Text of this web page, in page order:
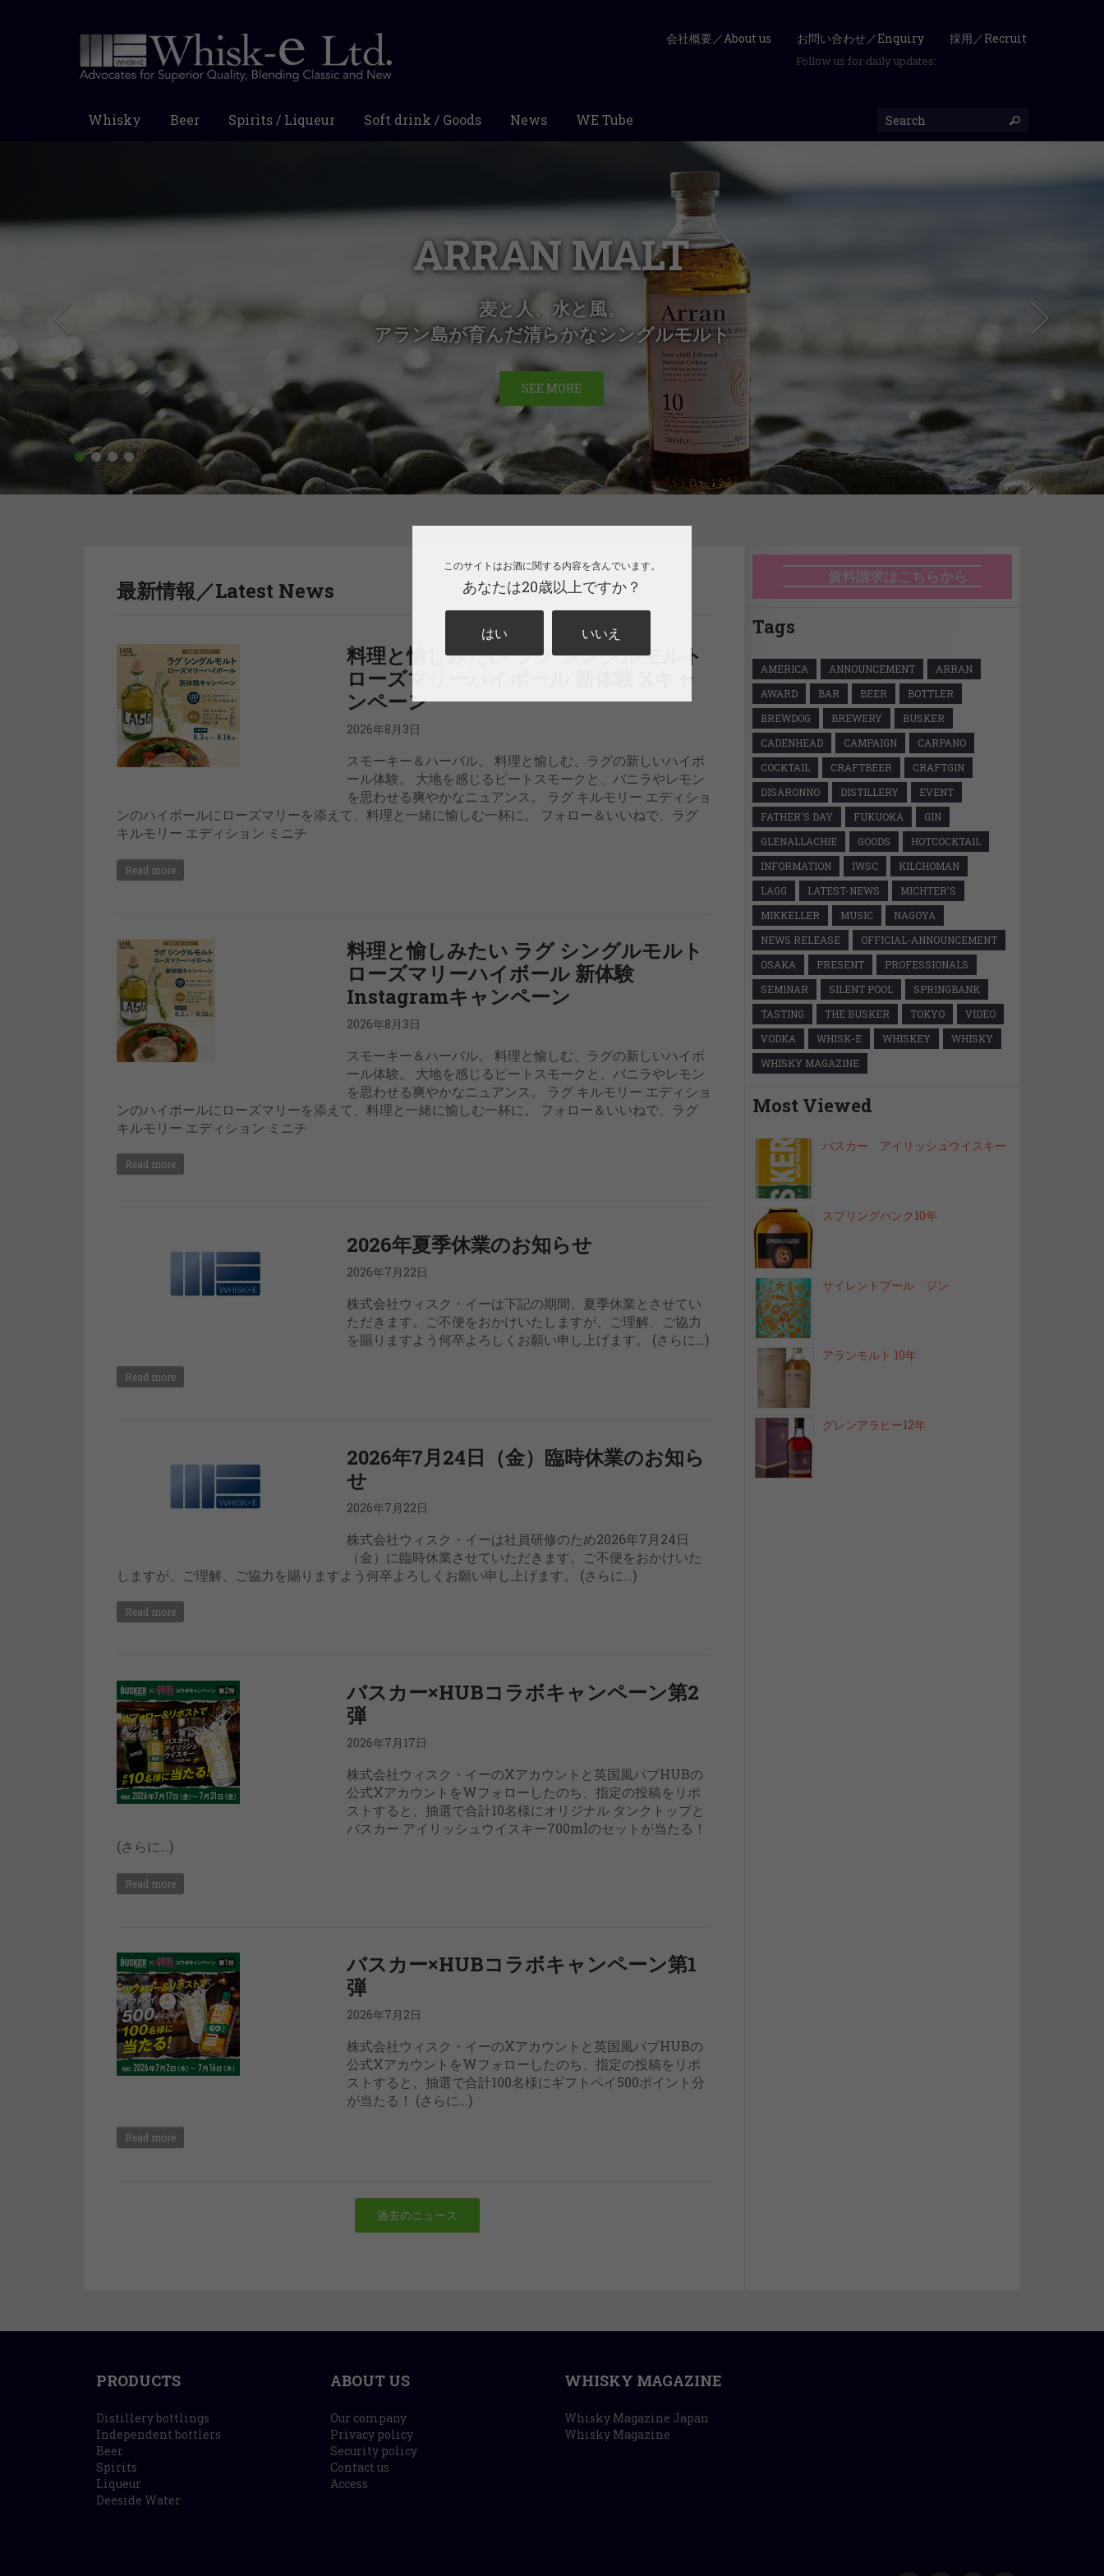
会社概要／About us お問い合わせ／Enquiry 採用／Recruit
Follow us for daily updates:
Whisky Beer Spirits / Liqueur Soft drink / Goods News WE Tube
ARRAN MALT
麦と人、水と風。
アラン島が育んだ清らかなシングルモルト
SEE MORE
最新情報／Latest News
料理と愉しみたい ラグ シングルモルト
ローズマリーハイボール 新体験 Xキャ
ンペーン
2026年8月3日
スモーキー＆ハーバル。 料理と愉しむ、ラグの新しいハイボ
ール体験。 大地を感じるピートスモークと、バニラやレモン
を思わせる爽やかなニュアンス。 ラグ キルモリー エディショ
ンのハイボールにローズマリーを添えて、料理と一緒に愉しむ一杯に。 フォロー＆いいねで、ラグ
キルモリー エディション ミニチ
Read more
料理と愉しみたい ラグ シングルモルト
ローズマリーハイボール 新体験
Instagramキャンペーン
2026年8月3日
スモーキー＆ハーバル。 料理と愉しむ、ラグの新しいハイボ
ール体験。 大地を感じるピートスモークと、バニラやレモン
を思わせる爽やかなニュアンス。 ラグ キルモリー エディショ
ンのハイボールにローズマリーを添えて、料理と一緒に愉しむ一杯に。 フォロー＆いいねで、ラグ
キルモリー エディション ミニチ
Read more
2026年夏季休業のお知らせ
2026年7月22日
株式会社ウィスク・イーは下記の期間、夏季休業とさせてい
ただきます。ご不便をおかけいたしますが、ご理解、ご協力
を賜りますよう何卒よろしくお願い申し上げます。 (さらに…)
Read more
2026年7月24日（金）臨時休業のお知ら
せ
2026年7月22日
株式会社ウィスク・イーは社員研修のため2026年7月24日
（金）に臨時休業させていただきます。ご不便をおかけいた
しますが、ご理解、ご協力を賜りますよう何卒よろしくお願い申し上げます。 (さらに…)
Read more
バスカー×HUBコラボキャンペーン第2
弾
2026年7月17日
株式会社ウィスク・イーのXアカウントと英国風パブHUBの
公式XアカウントをWフォローしたのち、指定の投稿をリポ
ストすると、抽選で合計10名様にオリジナル タンクトップと
バスカー アイリッシュウイスキー700mlのセットが当たる！
(さらに…)
Read more
バスカー×HUBコラボキャンペーン第1
弾
2026年7月2日
株式会社ウィスク・イーのXアカウントと英国風パブHUBの
公式XアカウントをWフォローしたのち、指定の投稿をリポ
ストすると、抽選で合計100名様にギフトペイ500ポイント分
が当たる！ (さらに…)
Read more
過去のニュース
資料請求はこちらから
Tags
AMERICA ANNOUNCEMENT
ARRAN
AWARD
BAR BEER
BOTTLER
BREWDOG
BREWERY
BUSKER
CADENHEAD
CAMPAIGN
CARPANO
COCKTAIL
CRAFTBEER
CRAFTGIN
DISARONNO
DISTILLERY
EVENT
FATHER'S DAY
FUKUOKA
GIN
GLENALLACHIE
GOODS
HOTCOCKTAIL
INFORMATION
IWSC
KILCHOMAN
LAGG
LATEST-NEWS
MICHTER'S
MIKKELLER
MUSIC
NAGOYA
NEWS RELEASE
OFFICIAL-ANNOUNCEMENT
OSAKA
PRESENT
PROFESSIONALS
SEMINAR
SILENT POOL
SPRINGBANK
TASTING
THE BUSKER TOKYO
VIDEO
VODKA
WHISK-E WHISKEY
WHISKY
WHISKY MAGAZINE
Most Viewed
バスカー アイリッシュウイスキー
スプリングバンク10年
サイレントプール ジン
アランモルト 10年
グレンアラヒー12年
PRODUCTS
Distillery bottlings
Independent bottlers
Beer
Spirits
Liqueur
Deeside Water
ABOUT US
Our company
Privacy policy
Security policy
Contact us
Access
WHISKY MAGAZINE
Whisky Magazine Japan
Whisky Magazine
このサイトはお酒に関する内容を含んでいます。
あなたは20歳以上ですか？
はい いいえ